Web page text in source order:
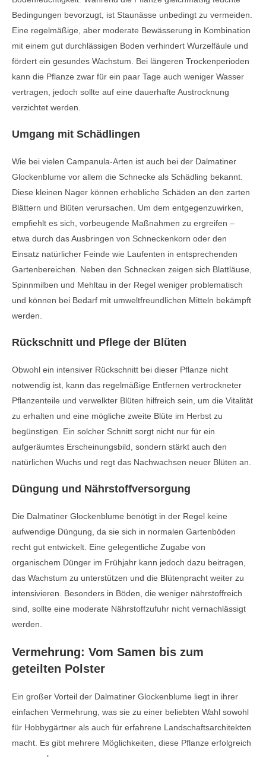
Bedingungen bevorzugt, ist Staunässe unbedingt zu vermeiden.
Eine regelmäßige, aber moderate Bewässerung in Kombination
mit einem gut durchlässigen Boden verhindert Wurzelfäule und
fördert ein gesundes Wachstum. Bei längeren Trockenperioden
kann die Pflanze zwar für ein paar Tage auch weniger Wasser
vertragen, jedoch sollte auf eine dauerhafte Austrocknung
verzichtet werden.
Umgang mit Schädlingen
Wie bei vielen Campanula-Arten ist auch bei der Dalmatiner
Glockenblume vor allem die Schnecke als Schädling bekannt.
Diese kleinen Nager können erhebliche Schäden an den zarten
Blättern und Blüten verursachen. Um dem entgegenzuwirken,
empfiehlt es sich, vorbeugende Maßnahmen zu ergreifen –
etwa durch das Ausbringen von Schneckenkorn oder den
Einsatz natürlicher Feinde wie Laufenten in entsprechenden
Gartenbereichen. Neben den Schnecken zeigen sich Blattläuse,
Spinnmilben und Mehltau in der Regel weniger problematisch
und können bei Bedarf mit umweltfreundlichen Mitteln bekämpft
werden.
Rückschnitt und Pflege der Blüten
Obwohl ein intensiver Rückschnitt bei dieser Pflanze nicht
notwendig ist, kann das regelmäßige Entfernen vertrockneter
Pflanzenteile und verwelkter Blüten hilfreich sein, um die Vitalität
zu erhalten und eine mögliche zweite Blüte im Herbst zu
begünstigen. Ein solcher Schnitt sorgt nicht nur für ein
aufgeräumtes Erscheinungsbild, sondern stärkt auch den
natürlichen Wuchs und regt das Nachwachsen neuer Blüten an.
Düngung und Nährstoffversorgung
Die Dalmatiner Glockenblume benötigt in der Regel keine
aufwendige Düngung, da sie sich in normalen Gartenböden
recht gut entwickelt. Eine gelegentliche Zugabe von
organischem Dünger im Frühjahr kann jedoch dazu beitragen,
das Wachstum zu unterstützen und die Blütenpracht weiter zu
intensivieren. Besonders in Böden, die weniger nährstoffreich
sind, sollte eine moderate Nährstoffzufuhr nicht vernachlässigt
werden.
Vermehrung: Vom Samen bis zum
geteilten Polster
Ein großer Vorteil der Dalmatiner Glockenblume liegt in ihrer
einfachen Vermehrung, was sie zu einer beliebten Wahl sowohl
für Hobbygärtner als auch für erfahrene Landschaftsarchitekten
macht. Es gibt mehrere Möglichkeiten, diese Pflanze erfolgreich